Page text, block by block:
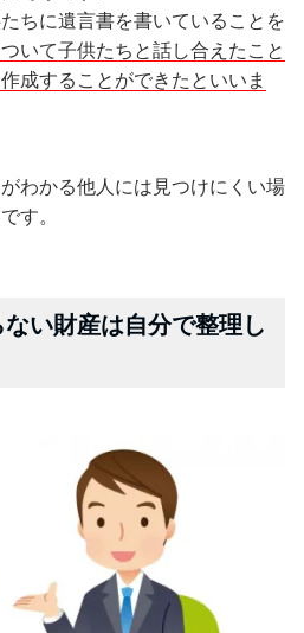
ちに遺言書を書いていることを
いて子供たちと話し合えたこと
成することができたといいま
わかる他人には見つけにくい場
す。
い財産は自分で整理し